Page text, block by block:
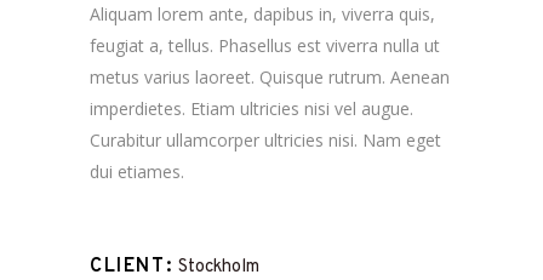
Aliquam lorem ante, dapibus in, viverra quis,
feugiat a, tellus. Phasellus est viverra nulla ut
metus varius laoreet. Quisque rutrum. Aenean
imperdietes. Etiam ultricies nisi vel augue.
Curabitur ullamcorper ultricies nisi. Nam eget
dui etiames.
CLIENT Stockholm